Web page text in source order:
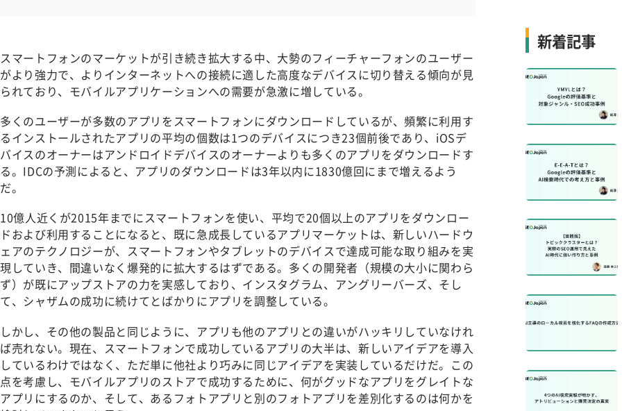
スマートフォンのマーケットが引き続き拡大する中、大勢のフィーチャーフォンのユーザー
がより強力で、よりインターネットへの接続に適した高度なデバイスに切り替える傾向が見
られており、モバイルアプリケーションへの需要が急激に増している。
多くのユーザーが多数のアプリをスマートフォンにダウンロードしているが、頻繁に利用す
るインストールされたアプリの平均の個数は1つのデバイスにつき23個前後であり、iOSデ
バイスのオーナーはアンドロイドデバイスのオーナーよりも多くのアプリをダウンロードす
る。IDCの予測によると、アプリのダウンロードは3年以内に1830億回にまで増えるよう
だ。
10億人近くが2015年までにスマートフォンを使い、平均で20個以上のアプリをダウンロー
ドおよび利用することになると、既に急成長しているアプリマーケットは、新しいハードウ
ェアのテクノロジーが、スマートフォンやタブレットのデバイスで達成可能な取り組みを実
現していき、間違いなく爆発的に拡大するはずである。多くの開発者（規模の大小に関わら
ず）が既にアップストアの力を実感しており、インスタグラム、アングリーバーズ、そし
て、シャザムの成功に続けてとばかりにアプリを調整している。
しかし、その他の製品と同じように、アプリも他のアプリとの違いがハッキリしていなけれ
ば売れない。現在、スマートフォンで成功しているアプリの大半は、新しいアイデアを導入
しているわけではなく、ただ単に他社より巧みに同じアイデアを実装しているだけだ。この
点を考慮し、モバイルアプリのストアで成功するために、何がグッドなアプリをグレイトな
アプリにするのか、そして、あるフォトアプリと別のフォトアプリを差別化するのは何かを
新着記事